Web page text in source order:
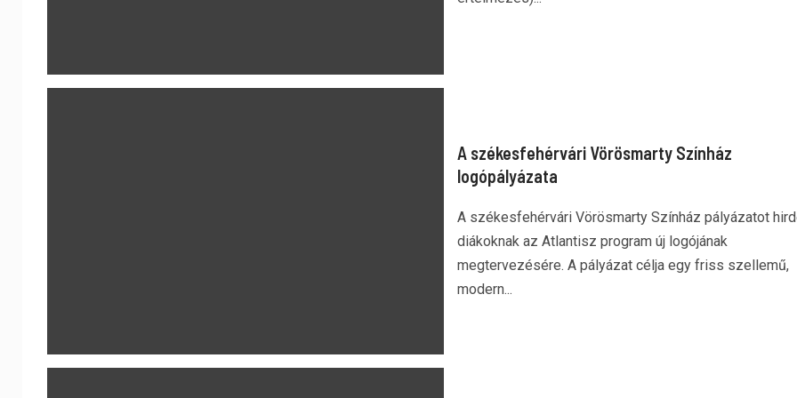
A székesfehérvári Vörösmarty Színház
logópályázata
A székesfehérvári Vörösmarty Színház pályázatot
diákoknak az Atlantisz program új logójának
megtervezésére. A pályázat célja egy friss szellemű,
modern...